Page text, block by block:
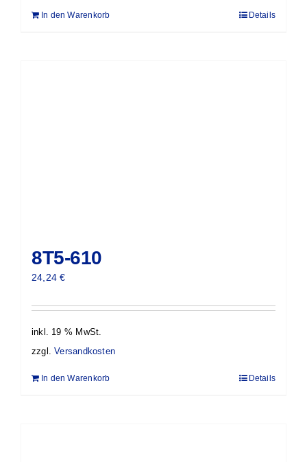
In den Warenkorb Details
8T5-610
24,24€
inkl. 19 % MwSt.
zzgl.Versandkosten
In den Warenkorb Details